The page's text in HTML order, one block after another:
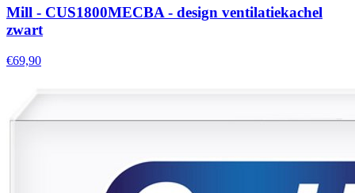
Mill - CUS1800MECBA - design ventilatiekachel
zwart
€69,90